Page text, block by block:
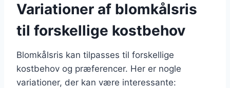
Variationer af blomkålsris
til forskellige kostbehov
Blomkålsris kan tilpasses til forskellige
kostbehov og præferencer. Her er nogle
variationer, der kan være interessante: